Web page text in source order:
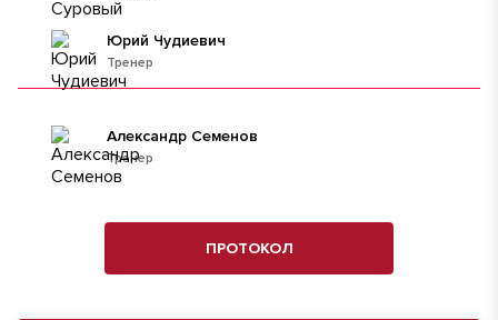
Тренер
Юрий Чудиевич
Тренер
Александр Семенов
ПРОТОКОЛ